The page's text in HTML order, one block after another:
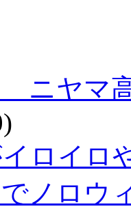
ニヤマ
ロイロ
ノロウ